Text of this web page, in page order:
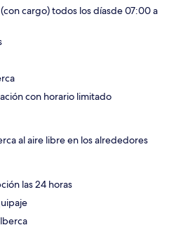
cargo) todos los díasde 07:00 a
con horario limitado
al aire libre en los alrededores
las 24 horas